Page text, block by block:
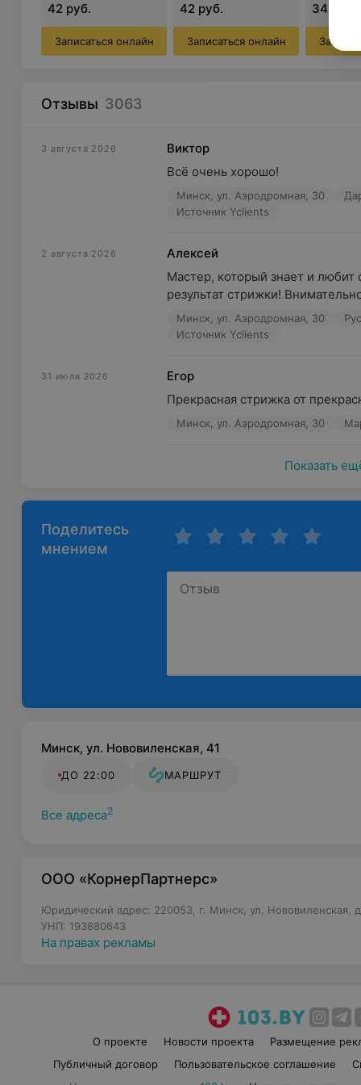
Мужские стрижки, укладка волос
Детская стрижка (до 12 лет)
Традиционное бритье
Разнообразие услуг
Профессиональная косметика
Персонал говорит на русском, английском и
BARBERSHOP CORNER (Корнер) — ваше место для
42 руб.
Записаться онлайн
42 руб.
Записаться онлайн
34 руб.
Отзывы 3063
3 августа 2026
Виктор
Всё очень хорошо!
Минск, ул. Аэродромная, 30
Источник Yclients
2 августа 2026
Алексей
Мастер, который знает и любит
результат стрижки!
Минск, ул. Аэродромная, 30
Источник Yclients
31 июля 2026
Егор
Прекрасная стрижка от
Минск, ул. Аэродромная, 30
Показать
Поделитесь
мнением
Минск, ул. Нововиленская, 41
ДО 22:00 МАРШРУТ
Все адреса2
ООО «КорнерПартнерс»
Юридический адрес: 220053, г. Минск, ул. Нововиленская,
УНП: 193880643
На правах рекламы
О проекте Новости проекта Размещение
Публичный договор
Пользовательское соглашение